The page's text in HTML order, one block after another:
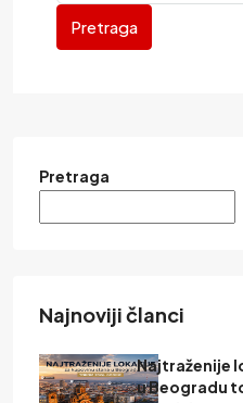
Pretraga
Pretraga
Najnoviji članci
Najtraženije
u Beogradu